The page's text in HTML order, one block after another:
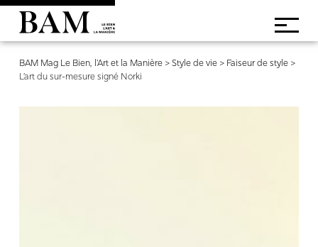
BAM Mag Le Bien, l'Art et la Manière >Style de vie > Faiseur de style >
L’art du sur-mesure signé Norki